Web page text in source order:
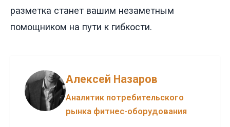
разметка станет вашим незаметным
помощником на пути к гибкости.
Алексей Назаров
Аналитик потребительского
рынка фитнес-оборудования